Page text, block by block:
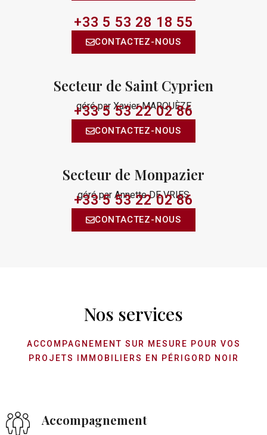
+33 5 53 28 18 55
CONTACTEZ-NOUS
Secteur de Saint Cyprien
géré par Xavier MARQUÈZE
+33 5 53 22 02 86​
CONTACTEZ-NOUS
Secteur de Monpazier
géré par Annette DE VRIES
+33 5 53 22 02 86​
CONTACTEZ-NOUS
Nos services
ACCOMPAGNEMENT SUR MESURE POUR VOS
PROJETS IMMOBILIERS EN PÉRIGORD NOIR
Accompagnement